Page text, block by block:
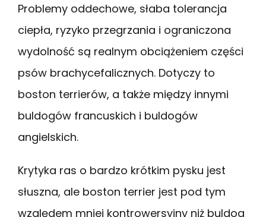
Problemy oddechowe, słaba tolerancja
ciepła, ryzyko przegrzania i ograniczona
wydolność są realnym obciążeniem części
psów brachycefalicznych. Dotyczy to
boston terrierów, a także między innymi
buldogów francuskich i buldogów
angielskich.
Krytyka ras o bardzo krótkim pysku jest
słuszna, ale boston terrier jest pod tym
względem mniej kontrowersyjny niż buldog